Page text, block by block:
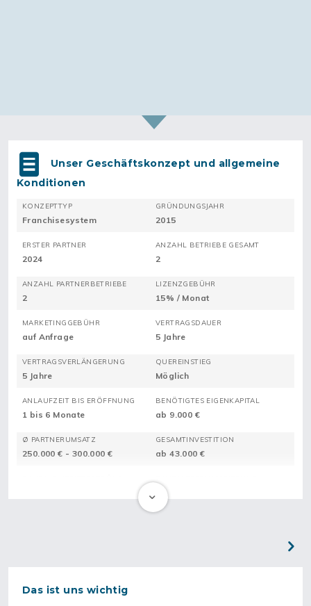
Unser Geschäftskonzept und allgemeine
Konditionen
KONZEPTTYP
Franchisesystem
GRÜNDUNGSJAHR
2015
ERSTER PARTNER
2024
ANZAHL BETRIEBE GESAMT
2
ANZAHL PARTNERBETRIEBE
2
LIZENZGEBÜHR
15% / Monat
MARKETINGGEBÜHR
auf Anfrage
VERTRAGSDAUER
5 Jahre
VERTRAGSVERLÄNGERUNG
5 Jahre
QUEREINSTIEG
Möglich
ANLAUFZEIT BIS ERÖFFNUNG
1 bis 6 Monate
BENÖTIGTES EIGENKAPITAL
ab 9.000 €
Ø PARTNERUMSATZ
250.000 € - 300.000 €
GESAMTINVESTITION
ab 43.000 €
ab 18.000 €
Liebst du es, in der Natur zu sein oder im Garten zu arbeiten?
Das ist uns wichtig